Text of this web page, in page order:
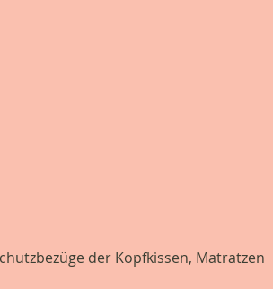
der Kopfkissen, Matratzen